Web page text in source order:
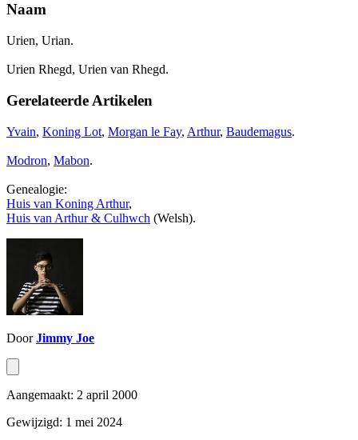
Naam
Urien, Urian.
Urien Rhegd, Urien van Rhegd.
Gerelateerde Artikelen
Yvain, Koning Lot, Morgan le Fay, Arthur, Baudemagus.
Modron, Mabon.
Genealogie:
Huis van Koning Arthur,
Huis van Arthur & Culhwch (Welsh).
DoorJimmy Joe
Aangemaakt: 2 april 2000
Gewijzigd: 1 mei 2024